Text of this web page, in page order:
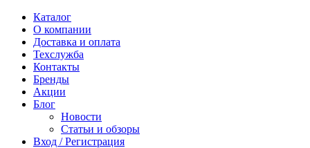
Каталог
О компании
Доставка и оплата
Техслужба
Контакты
Бренды
Акции
Блог
Новости
Статьи и обзоры
Вход / Регистрация